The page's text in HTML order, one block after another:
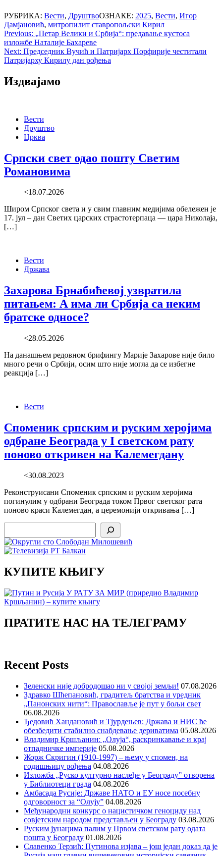
РУБРИКА: Вести, ДруштвоОЗНАКЕ: 2025, Вести, Игор
Дамјановић, митропилит ставропољски Кирил
Post
navigation
Previous: „Петар Велики и Србија“: предавање кустоса
изложбе Наталије Бахареве
Next: Председник Вучић и Патријарх Порфирије честитали
Патријарху Кирилу дан рођења
Издвајамо
Вести
Друштво
Црква
Српски свет одао пошту Светим
Романовима
<18.07.2026
Широм Српског света и у свим главним медијима обележен је
17. јул – дан Светих царских страстотерпаца — цара Николаја,
[…]
Вести
Држава
Захарова Брнабићевој узвратила
питањем: А има ли Србија са неким
братске односе?
<28.05.2026
На данашњем редовном брифингу Марије Захарове није било
много речи о Србији, осим што није могла да се избегне
реакција […]
Вести
Споменик српским и руским херојима
одбране Београда у I светском рату
поново откривен на Калемегдану
<30.08.2023
Реконструисани Споменик српским и руским херојима
погинулим у одбрани Београда током Првог светског рата
поново краси Калемегдан, а церемонији откривања […]
КУПИТЕ КЊИГУ
ПРАТИТЕ НАС НА ТЕЛЕГРАМУ
Recent Posts
Зеленски није добродошао ни у својој земљи! 07.08.2026
Здравко Шћепановић, градитељ братства и уредник
„Панонских нити“: Православље је пут у бољи свет
06.08.2026
Ђедовић Хандановић и Тјурдењев: Држава и НИС ће
обезбедити стабилно снабдевање дериватима 05.08.2026
Владимир Кршљанин: „Олуја“, раскринкавање и крај
отпадничке империје 05.08.2026
Жорж Скригин (1910-1997) – њему у спомен, на
годишњицу рођења 04.08.2026
Изложба „Руско културно наслеђе у Београду” отворена
у Библиотеци града 04.08.2026
Амбасада Русије: Државе НАТО и ЕУ носе посебну
одговорност за “Олују” 04.08.2026
Међународни конкурс о нацистичком геноциду над
совјетским народом представљен у Београду 03.08.2026
Руским јунацима палим у Првом светском рату одата
пошта у Београду 01.08.2026
Славенко Терзић: Путинова изјава – још један доказ да је